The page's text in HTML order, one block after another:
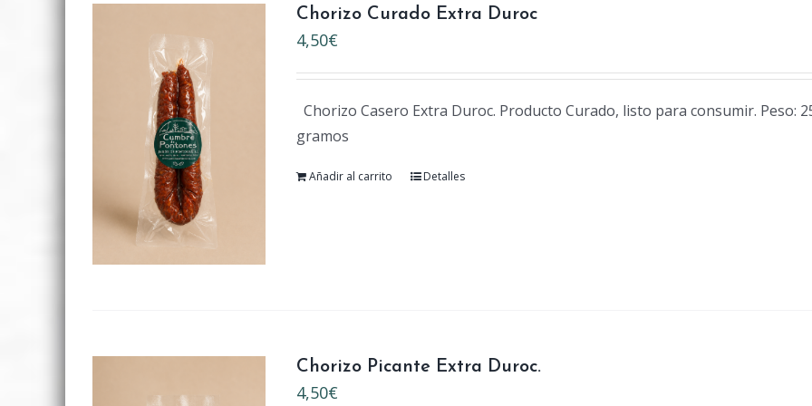
Chorizo Curado Extra Duroc
4,50€
Chorizo Casero Extra Duroc. Producto Curado, listo para consumir. Peso:
gramos
Añadir al carrito Detalles
Chorizo Picante Extra Duroc.
4,50€